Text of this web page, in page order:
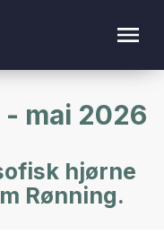
mai 2026
hjørne
Rønning.